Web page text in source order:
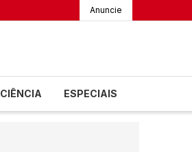
Anuncie
CIÊNCIA ESPECIAIS